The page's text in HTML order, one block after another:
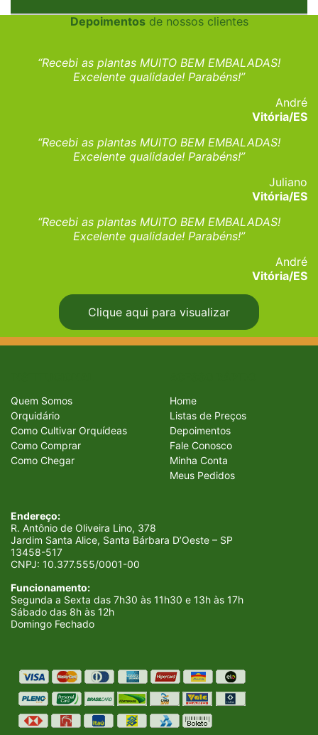
Depoimentosde nossos clientes
“Recebi as plantas MUITO BEM EMBALADAS!
Excelente qualidade! Parabéns!”
André
Vitória/ES
“Recebi as plantas MUITO BEM EMBALADAS!
Excelente qualidade! Parabéns!”
Juliano
Vitória/ES
“Recebi as plantas MUITO BEM EMBALADAS!
Excelente qualidade! Parabéns!”
André
Vitória/ES
Clique aqui para visualizar
Endereço:
R. Antônio de Oliveira Lino, 378
Jardim Santa Alice, Santa Bárbara D’Oeste – SP
13458-517
CNPJ: 10.377.555/0001-00
Funcionamento:
Segunda a Sexta das 7h30 às 11h30 e 13h às 17h
Sábado das 8h às 12h
Domingo Fechado
Quem Somos
Orquidário
Como Cultivar Orquídeas
Como Comprar
Como Chegar
Home
Listas de Preços
Depoimentos
Fale Conosco
Minha Conta
Meus Pedidos